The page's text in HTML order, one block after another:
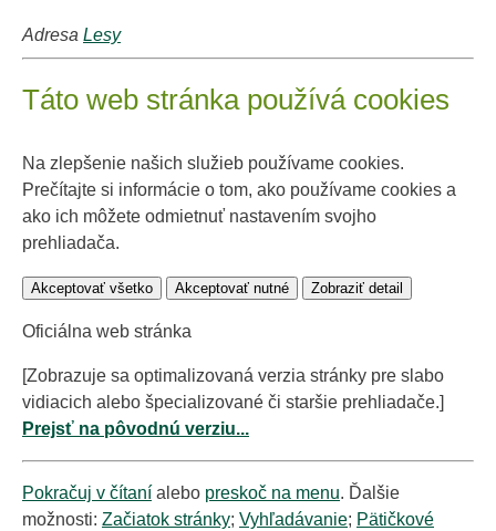
Adresa Lesy
Táto web stránka používá cookies
Na zlepšenie našich služieb používame cookies.
Prečítajte si informácie o tom, ako používame cookies a
ako ich môžete odmietnuť nastavením svojho
prehliadača.
Akceptovať všetko Akceptovať nutné Zobraziť detail
Oficiálna web stránka
[Zobrazuje sa optimalizovaná verzia stránky pre slabo
vidiacich alebo špecializované či staršie prehliadače.]
Prejsť na pôvodnú verziu...
Pokračuj v čítaní alebo preskoč na menu. Ďalšie
možnosti: Začiatok stránky; Vyhľadávanie; Pätičkové